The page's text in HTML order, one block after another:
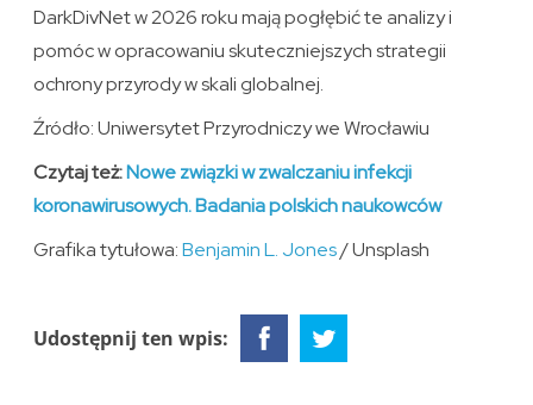
DarkDivNet w 2026 roku mają pogłębić te analizy i
pomóc w opracowaniu skuteczniejszych strategii
ochrony przyrody w skali globalnej.
Źródło: Uniwersytet Przyrodniczy we Wrocławiu
Czytaj też:Nowe związki w zwalczaniu infekcji
koronawirusowych. Badania polskich naukowców
Grafika tytułowa:Benjamin L. Jones/ Unsplash
Udostępnij ten wpis: